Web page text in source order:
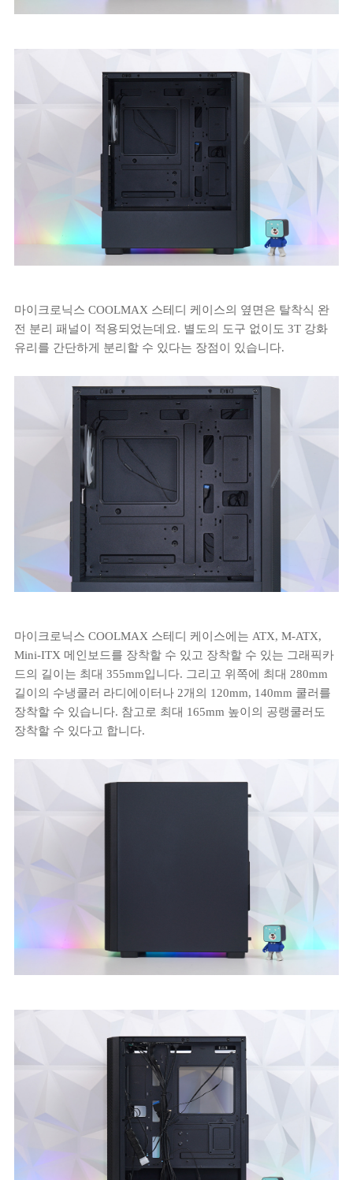
마이크로닉스 COOLMAX 스테디 케이스의 옆면은 탈착식 완
전 분리 패널이 적용되었는데요. 별도의 도구 없이도 3T 강화
유리를 간단하게 분리할 수 있다는 장점이 있습니다.
마이크로닉스 COOLMAX 스테디 케이스에는 ATX, M-ATX,
Mini-ITX 메인보드를 장착할 수 있고 장착할 수 있는 그래픽카
드의 길이는 최대 355mm입니다. 그리고 위쪽에 최대 280mm
길이의 수냉쿨러 라디에이터나 2개의 120mm, 140mm 쿨러를
장착할 수 있습니다. 참고로 최대 165mm 높이의 공랭쿨러도
장착할 수 있다고 합니다.